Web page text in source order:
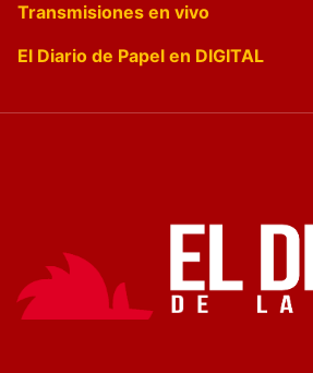
Transmisiones en vivo
El Diario de Papel en DIGITAL